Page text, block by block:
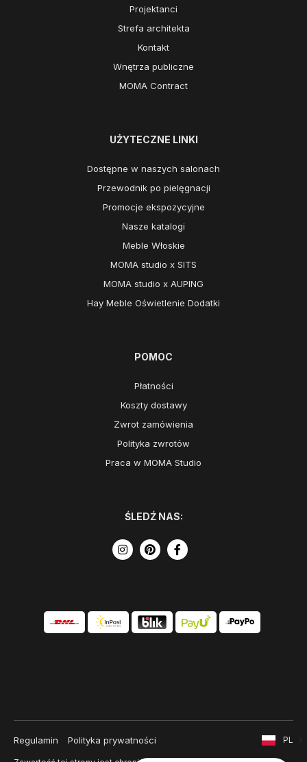
Projektanci
Strefa architekta
Kontakt
Wnętrza publiczne
MOMA Contract
UŻYTECZNE LINKI
Dostępne w naszych salonach
Przewodnik po pielęgnacji
Promocje ekspozycyjne
Nasze katalogi
Meble Włoskie
MOMA studio x SITS
MOMA studio x AUPING
Hay Meble Oświetlenie Dodatki
POMOC
Płatności
Koszty dostawy
Zwrot zamówienia
Polityka zwrotów
Praca w MOMA Studio
ŚLEDŹ NAS:
Regulamin Polityka prywatności PL